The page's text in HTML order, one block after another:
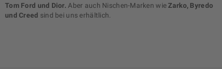
Tom Ford und Dior. Aber auch Nischen-Marken wieZarko, Byredo
und Creed sind bei uns erhältlich.